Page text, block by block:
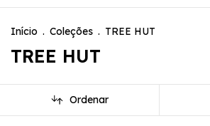
Início . Coleções . TREE HUT
TREE HUT
Ordenar